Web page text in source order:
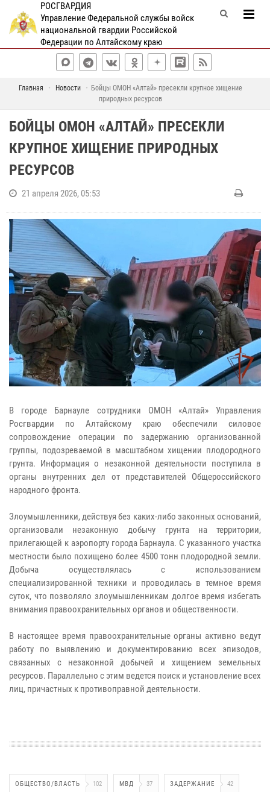
РОСГВАРДИЯ
Управление Федеральной службы войск
национальной гвардии Российской
Федерации по Алтайскому краю
Главная Новости
Бойцы ОМОН «Алтай» пресекли крупное хищение
природных ресурсов
БОЙЦЫ ОМОН «АЛТАЙ» ПРЕСЕКЛИ
КРУПНОЕ ХИЩЕНИЕ ПРИРОДНЫХ
РЕСУРСОВ
21 апреля 2026, 05:53
В городе Барнауле сотрудники ОМОН «Алтай» Управления
Росгвардии по Алтайскому краю обеспечили силовое
сопровождение операции по задержанию организованной
группы, подозреваемой в масштабном хищении плодородного
грунта. Информация о незаконной деятельности поступила в
органы внутренних дел от представителей Общероссийского
народного фронта.
Злоумышленники, действуя без каких-либо законных оснований,
организовали незаконную добычу грунта на территории,
прилегающей к аэропорту города Барнаула. С указанного участка
местности было похищено более 4500 тонн плодородной земли.
Добыча осуществлялась с использованием
специализированной техники и проводилась в темное время
суток, что позволяло злоумышленникам долгое время избегать
внимания правоохранительных органов и общественности.
В настоящее время правоохранительные органы активно ведут
работу по выявлению и документированию всех эпизодов,
связанных с незаконной добычей и хищением земельных
ресурсов. Параллельно с этим ведется поиск и установление всех
лиц, причастных к противоправной деятельности.
ОБЩЕСТВО/ВЛАСТЬ 102 МВД 37 ЗАДЕРЖАНИЕ 42